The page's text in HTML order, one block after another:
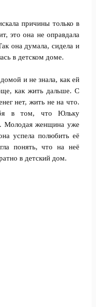
причины только в
это она не оправдала
она думала, сидела и
в детском доме.
и не знала, как ей
как жить дальше. С
нет, жить не на что.
в том, что Юльку
Молодая женщина уже
успела полюбить её
понять, что на неё
в детский дом.